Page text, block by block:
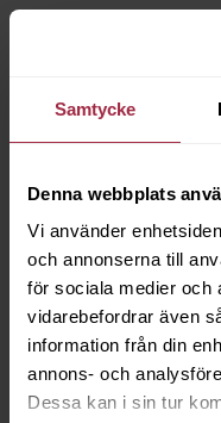
Samtycke
Denna webbplats
Vi använder
och annonserna till
för sociala medier och
vidarebefordrar även
information från din
annons- och
Dessa kan i sin tur